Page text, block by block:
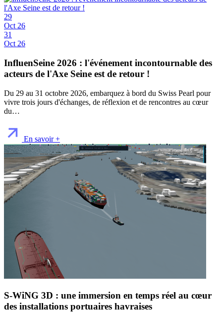
29
Oct 26
31
Oct 26
InfluenSeine 2026 : l'événement incontournable des
acteurs de l'Axe Seine est de retour !
Du 29 au 31 octobre 2026, embarquez à bord du Swiss Pearl pour
vivre trois jours d'échanges, de réflexion et de rencontres au cœur
du…
En savoir +
S-WiNG 3D : une immersion en temps réel au cœur
des installations portuaires havraises